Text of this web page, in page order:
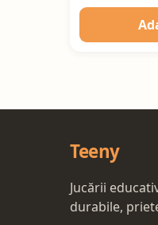
Teeny
Jucării
durabile,